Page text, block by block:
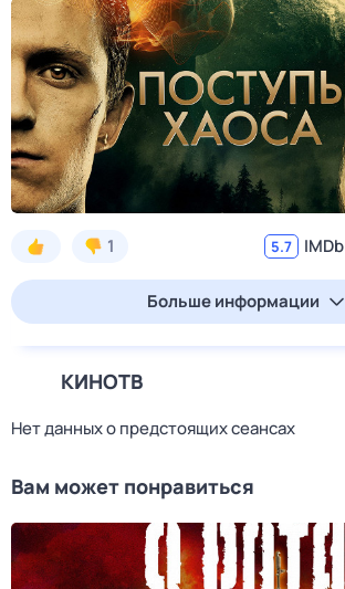
1 5.7 IMDb
Больше информации
КИНОТВ
Нет данных о предстоящих сеансах
Вам может понравиться